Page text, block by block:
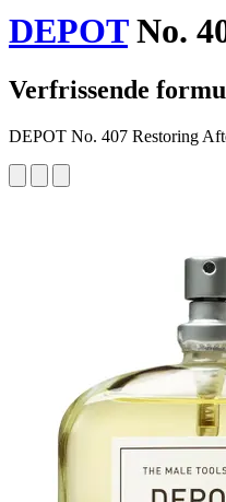
DEPOTNo.
Verfrissende
DEPOT No. 407 Restoring